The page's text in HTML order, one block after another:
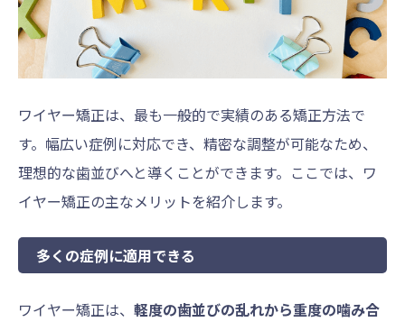
ワイヤー矯正は、最も一般的で実績のある矯正方法で
す。幅広い症例に対応でき、精密な調整が可能なため、
理想的な歯並びへと導くことができます。ここでは、ワ
イヤー矯正の主なメリットを紹介します。
多くの症例に適用できる
ワイヤー矯正は、 軽度の歯並びの乱れから重度の噛み合